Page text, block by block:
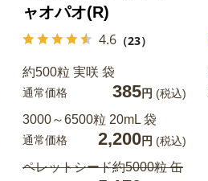
ャオパオ(R)
4.6 （23）
約500粒 実咲 袋
通常価格 385円 (税込)
3000～6500粒 20mL 袋
通常価格 2,200円 (税込)
ペレットシード約5000粒 缶